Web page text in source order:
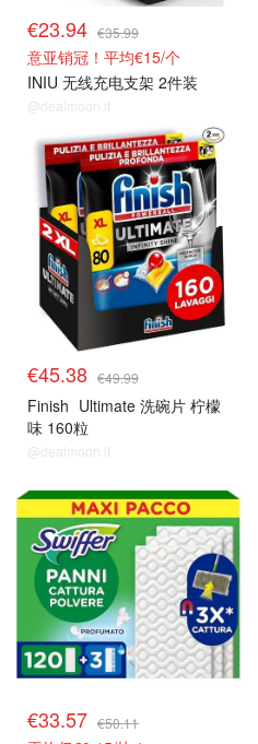
€23.94 €35.99
意亚销冠！平均€15/个
INIU 无线充电支架 2件装
@dealmoon.it
€45.38 €49.99
Finish Ultimate 洗碗片 柠檬
味 160粒
@dealmoon.it
€33.57 €50.11